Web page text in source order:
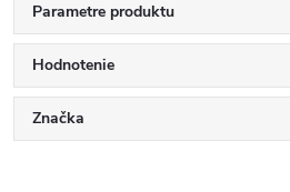
Parametre produktu
Hodnotenie
Značka